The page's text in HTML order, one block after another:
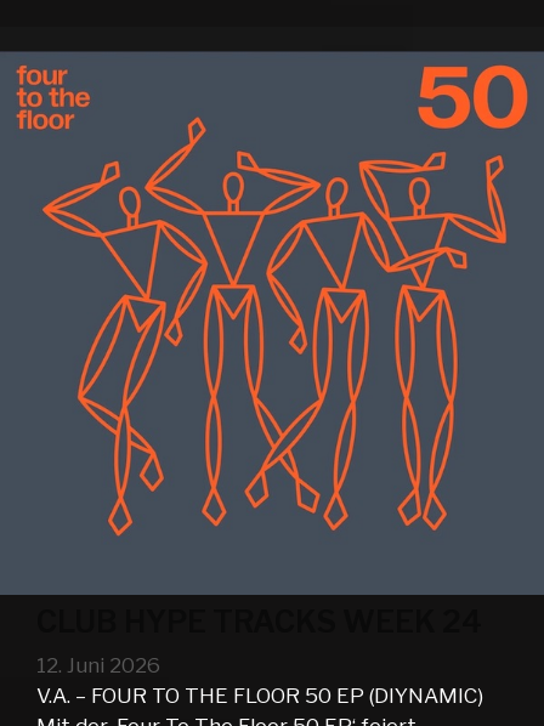
12. Juni 2026
V.A. – FOUR TO THE FLOOR 50 EP (DIYNAMIC)